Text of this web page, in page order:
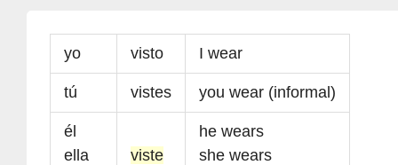
yo visto I wear
tú vistes you wear (informal)
él
ella
viste
he wears
she wears